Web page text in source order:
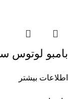
بامبو لوتوس
اطلاعات بیشتر